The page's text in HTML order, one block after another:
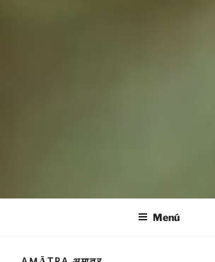
Menú